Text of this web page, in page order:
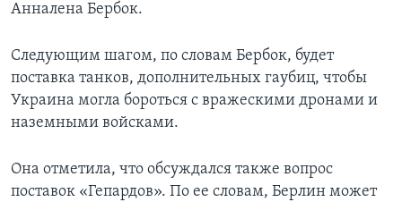
Анналена Бербок.
Следующим шагом, по словам Бербок, будет
поставка танков, дополнительных гаубиц, чтобы
Украина могла бороться с вражескими дронами и
наземными войсками.
Она отметила, что обсуждался также вопрос
поставок «Гепардов». По ее словам, Берлин может